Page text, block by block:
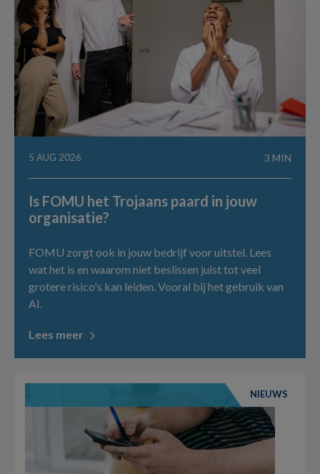
5 AUG 2026 3 MIN
Is FOMU het Trojaans paard in jouw
organisatie?
FOMU zorgt ook in jouw bedrijf voor uitstel. Lees
wat het is en waarom niet beslissen juist tot veel
grotere risico's kan leiden. Vooral bij het gebruik van
AI.
Lees meer
NIEUWS